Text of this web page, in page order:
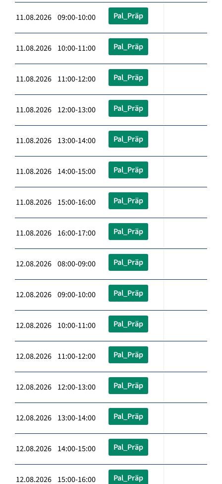
11.08.2026 09:00-10:00 Pal_Präp
11.08.2026 10:00-11:00 Pal_Präp
11.08.2026 11:00-12:00 Pal_Präp
11.08.2026 12:00-13:00 Pal_Präp
11.08.2026 13:00-14:00 Pal_Präp
11.08.2026 14:00-15:00 Pal_Präp
11.08.2026 15:00-16:00 Pal_Präp
11.08.2026 16:00-17:00 Pal_Präp
12.08.2026 08:00-09:00 Pal_Präp
12.08.2026 09:00-10:00 Pal_Präp
12.08.2026 10:00-11:00 Pal_Präp
12.08.2026 11:00-12:00 Pal_Präp
12.08.2026 12:00-13:00 Pal_Präp
12.08.2026 13:00-14:00 Pal_Präp
12.08.2026 14:00-15:00 Pal_Präp
12.08.2026 15:00-16:00 Pal_Präp